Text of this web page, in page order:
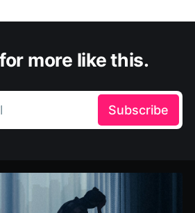
more like this.
Subscribe